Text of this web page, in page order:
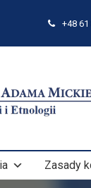
+48 61
Zasady